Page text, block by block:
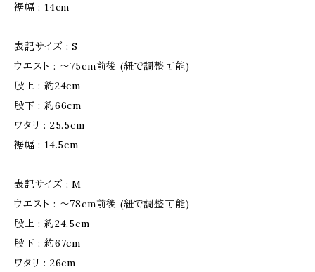
裾幅 : 14cm
表記サイズ : S
ウエスト : 〜75cm前後 (紐で調整可能)
股上 : 約24cm
股下 : 約66cm
ワタリ : 25.5cm
裾幅 : 14.5cm
表記サイズ : M
ウエスト : 〜78cm前後 (紐で調整可能)
股上 : 約24.5cm
股下 : 約67cm
ワタリ : 26cm